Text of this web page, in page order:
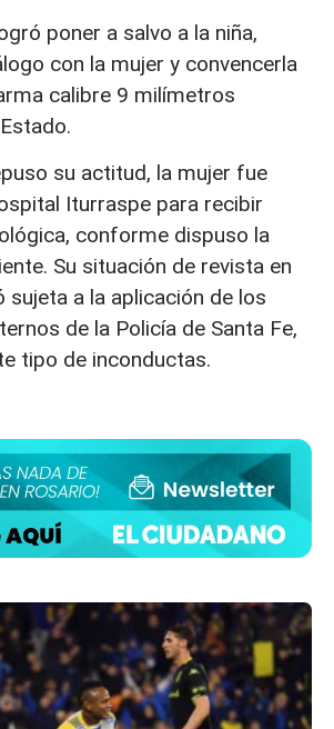
poner a salvo a la niña,
con la mujer y convencerla
calibre 9 milímetros
su actitud, la mujer fue
Iturraspe para recibir
conforme dispuso la
Su situación de revista en
sujeta a la aplicación de los
de la Policía de Santa Fe,
tipo de inconductas.